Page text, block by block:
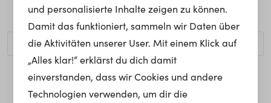
Möchtest du nach einem bestimmten Begriff suchen?
Homepage
und personalisierte Inhalte zeigen zu können.
Damit das funktioniert, sammeln wir Daten über
die Aktivitäten unserer User. Mit einem Klick auf
„Alles klar!“ erklärst du dich damit
einverstanden, dass wir Cookies und andere
Technologien verwenden, um dir die